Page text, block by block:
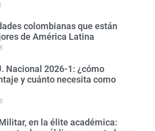
colombianas que están
de América Latina
Nacional 2026-1: ¿cómo
y cuánto necesita como
en la élite académica: